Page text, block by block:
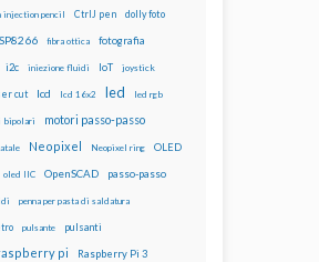
injection pencil CtrlJ pen dolly foto
fibra ottica fotografia
i2c iniezione fluidi IoT joystick
cut lcd lcd 16x2 led led rgb
bipolari motori passo-passo
Neopixel Neopixel ring OLED
oled IIC OpenSCAD passo-passo
penna per pasta di saldatura
pulsante pulsanti
pi Raspberry Pi 3